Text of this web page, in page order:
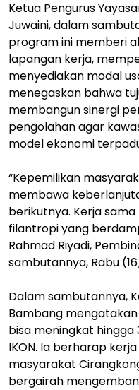
Ketua Pengurus
Juwaini, dalam
program ini memberi
lapangan kerja,
menyediakan modal
menegaskan bahwa
membangun sinergi
pengolahan agar
model ekonomi
“Kepemilikan
membawa
berikutnya. Kerja
filantropi yang
Rahmad Riyadi,
sambutannya, Rabu
Dalam sambutannya,
Bambang
bisa meningkat
IKON. Ia berharap
masyarakat
bergairah